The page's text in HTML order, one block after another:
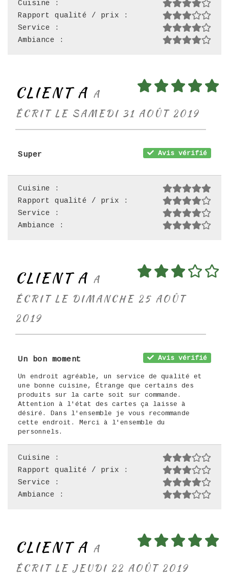
Cuisine :
Rapport qualité / prix :
Service :
Ambiance :
CLIENT A A
ÉCRIT LE SAMEDI 31 AOÛT 2019
Avis vérifié
Super
Cuisine :
Rapport qualité / prix :
Service :
Ambiance :
CLIENT A A
ÉCRIT LE DIMANCHE 25 AOÛT
2019
Avis vérifié
Un bon moment
Un endroit agréable, un service de qualité et
une bonne cuisine, Étrange que certains des
produits sur la carte soit sur commande.
Attention à l'état des cartes ça laisse à
désiré. Dans l'ensemble je vous recommande
cette endroit. Merci à l'ensemble du
personnels.
Cuisine :
Rapport qualité / prix :
Service :
Ambiance :
CLIENT A A
ÉCRIT LE JEUDI 22 AOÛT 2019